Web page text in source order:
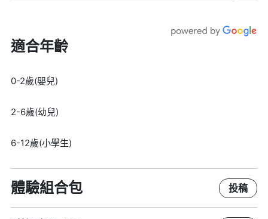
適合年齡
0-2歲(嬰兒)
2-6歲(幼兒)
6-12歲(小學生)
體驗組合包 投稿